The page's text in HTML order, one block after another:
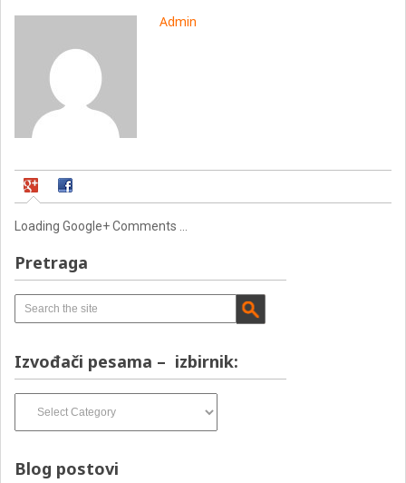
Admin
Loading Google+ Comments ...
Pretraga
Izvođači pesama – izbirnik:
pesama
Blog postovi